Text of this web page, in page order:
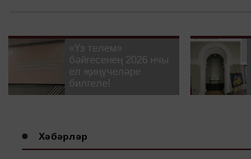
«Үз телем»
бәйгесенең 2026 нчы
ел җиңүчеләре
билгеле!
Хәбәрләр